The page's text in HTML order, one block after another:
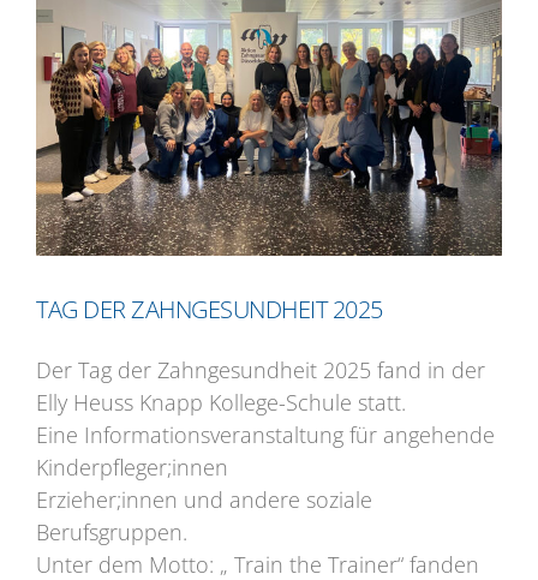
Bild
TAG DER ZAHNGESUNDHEIT 2025
Der Tag der Zahngesundheit 2025 fand in der
Elly Heuss Knapp Kollege-Schule statt.
Eine Informationsveranstaltung für angehende
Kinderpfleger;innen
Erzieher;innen und andere soziale
Berufsgruppen.
Unter dem Motto: „ Train the Trainer“ fanden